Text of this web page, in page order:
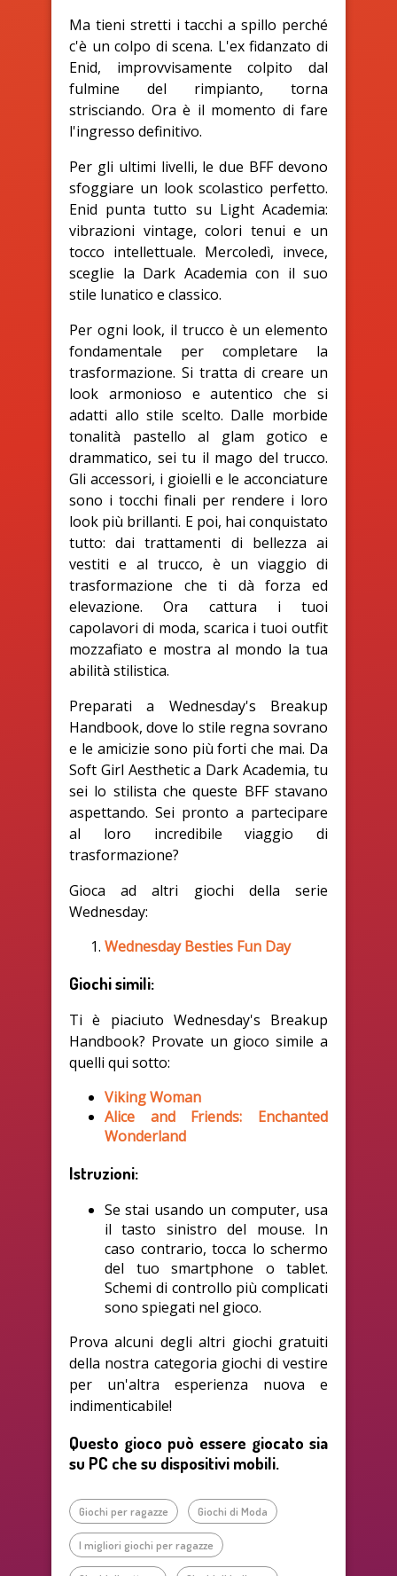
Ma tieni stretti i tacchi a spillo perché
c'è un colpo di scena. L'ex fidanzato di
Enid, improvvisamente colpito dal
fulmine del rimpianto, torna
strisciando. Ora è il momento di fare
l'ingresso definitivo.
Per gli ultimi livelli, le due BFF devono
sfoggiare un look scolastico perfetto.
Enid punta tutto su Light Academia:
vibrazioni vintage, colori tenui e un
tocco intellettuale. Mercoledì, invece,
sceglie la Dark Academia con il suo
stile lunatico e classico.
Per ogni look, il trucco è un elemento
fondamentale per completare la
trasformazione. Si tratta di creare un
look armonioso e autentico che si
adatti allo stile scelto. Dalle morbide
tonalità pastello al glam gotico e
drammatico, sei tu il mago del trucco.
Gli accessori, i gioielli e le acconciature
sono i tocchi finali per rendere i loro
look più brillanti. E poi, hai conquistato
tutto: dai trattamenti di bellezza ai
vestiti e al trucco, è un viaggio di
trasformazione che ti dà forza ed
elevazione. Ora cattura i tuoi
capolavori di moda, scarica i tuoi outfit
mozzafiato e mostra al mondo la tua
abilità stilistica.
Preparati a Wednesday's Breakup
Handbook, dove lo stile regna sovrano
e le amicizie sono più forti che mai. Da
Soft Girl Aesthetic a Dark Academia, tu
sei lo stilista che queste BFF stavano
aspettando. Sei pronto a partecipare
al loro incredibile viaggio di
trasformazione?
Gioca ad altri giochi della serie
Wednesday:
Wednesday Besties Fun Day
Giochi simili:
Ti è piaciuto Wednesday's Breakup
Handbook? Provate un gioco simile a
quelli qui sotto:
Viking Woman
Alice and Friends: Enchanted
Wonderland
Istruzioni:
Se stai usando un computer, usa
il tasto sinistro del mouse. In
caso contrario, tocca lo schermo
del tuo smartphone o tablet.
Schemi di controllo più complicati
sono spiegati nel gioco.
Prova alcuni degli altri giochi gratuiti
della nostra categoria giochi di vestire
per un'altra esperienza nuova e
indimenticabile!
Questo gioco può essere giocato sia
su PC che su dispositivi mobili.
Giochi per ragazze Giochi di Moda
I migliori giochi per ragazze